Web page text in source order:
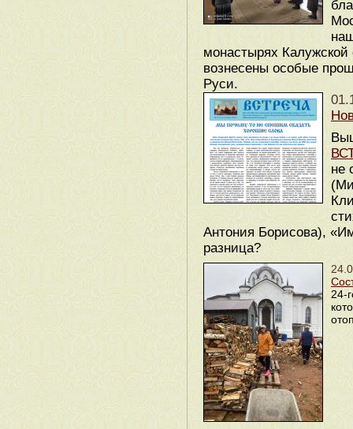
монастырях Калужской
вознесены особые
Руси.
не
Антония Борисова),
разница?
24-